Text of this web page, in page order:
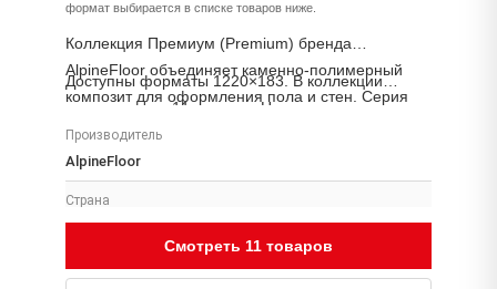
формат выбирается в списке товаров ниже.
Коллекция Премиум (Premium) бренда
AlpineFloor объединяет каменно-полимерный
композит для оформления пола и стен. Серия
Доступны форматы 1220×183. В коллекции
представлено 11 товаров. Наличие, цену и сроки
поставки уточняйте у менеджера «Аптон».
Производитель
AlpineFloor
Страна
Россия
Размеры
Смотреть 11 товаров